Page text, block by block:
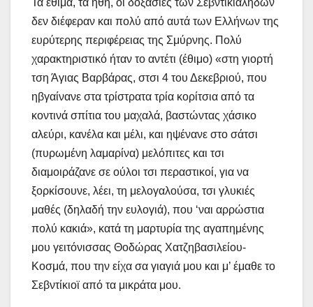
Τα έθιμα, τα ήθη, οι δοξασίες των Σεβντικιαλήδων
δεν διέφεραν και πολύ από αυτά των Ελλήνων της
ευρύτερης περιφέρειας της Σμύρνης. Πολύ
χαρακτηριστικό ήταν το αντέτι (έθιμο) «στη γιορτή
τση Άγιας Βαρβάρας, στσι 4 του Δεκεβριού, που
ηβγαίνανε στα τρίστρατα τρία κορίτσια από τα
κοντινά σπίτια του μαχαλά, βαστώντας χάσικο
αλεύρι, κανέλα και μέλι, και ηψένανε στο σάτσι
(πυρωμένη λαμαρίνα) μελόπιτες και τσι
διαμοιράζανε σε ούλοι τσι περαστικοί, για να
ξορκίσουνε, λέει, τη μελογαλούσα, τσι γλυκιές
μαθές (δηλαδή την ευλογιά), που ‘ναι αρρώστια
πολύ κακιά», κατά τη μαρτυρία της αγαπημένης
μου γειτόνισσας Θοδώρας Χατζηβασιλείου-
Κοσμά, που την είχα σα γιαγιά μου και μ’ έμαθε το
Σεβντίκιοϊ από τα μικράτα μου.